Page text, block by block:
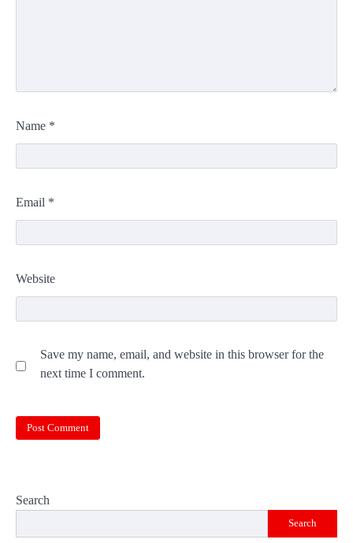
Name *
Email *
Website
Save my name, email, and website in this browser for the
next time I comment.
Search
Search